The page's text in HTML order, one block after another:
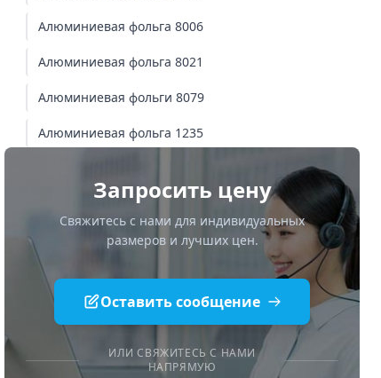
Подробный разбор сплавов
8011: "Универсал" с самым большим
аккумуляторов и фарм. фольги холодной
8079: Самое высокое удлинение, самая
стабильная формовка
8006: Эксклюзивный материал для
Как выбрать
Цены и советы по закупкам
Линейка алюминиевой фольги Worthwill
Алюминиевая фольга 8006
Алюминиевая фольга 8021
Алюминиевая фольги 8079
Алюминиевая фольга 1235
Запросить цену
Свяжитесь с нами для индивидуальных
размеров и лучших цен.
Оставить сообщение
ИЛИ СВЯЖИТЕСЬ С НАМИ
НАПРЯМУЮ